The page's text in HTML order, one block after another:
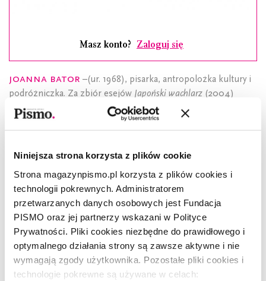
Niniejsza strona korzysta z plików cookie
Strona magazynpismo.pl korzysta z plików cookies i
technologii pokrewnych. Administratorem
przetwarzanych danych osobowych jest Fundacja
PISMO oraz jej partnerzy wskazani w Polityce
Prywatności. Pliki cookies niezbędne do prawidłowego i
optymalnego działania strony są zawsze aktywne i nie
wymagają zgody użytkownika. Pozostałe pliki cookies i
technologie pokrewne są używane w celach:
Masz konto? Zaloguj się
Joanna Bator –(ur. 1968), pisarka, antropolożka kultury i
podróżniczka. Za zbiór esejów Japoński wachlarz (2004)
otrzymała nagrodę im. Beaty Pawlak. Za powieść
prawie noc(2012) zdobyła Nagrodę Literacką Nike. Pochodzi z
Wałbrzycha, najchętniej umieszcza akcję swoich powieści na
Prozę w „Piśmie" wspieraMiasto Gdynia, sponsor
Nagrody Literackiej GDYNIA.